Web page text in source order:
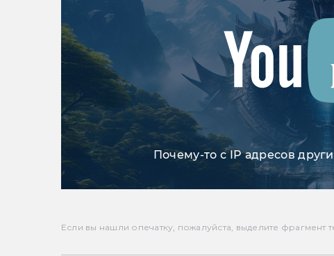
Почему-то с IP адресов
Если вы нашли опечатку, пожалуйста, выделите фрагмент